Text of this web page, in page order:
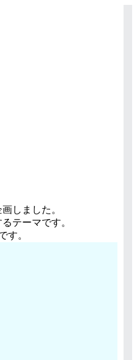
しました。
テーマです。
す。